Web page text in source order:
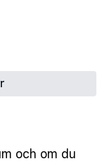
och om du